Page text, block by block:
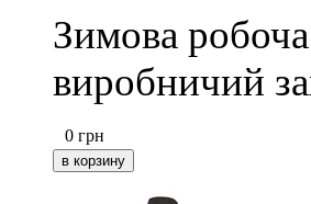
Зимова
виробничий
0 грн